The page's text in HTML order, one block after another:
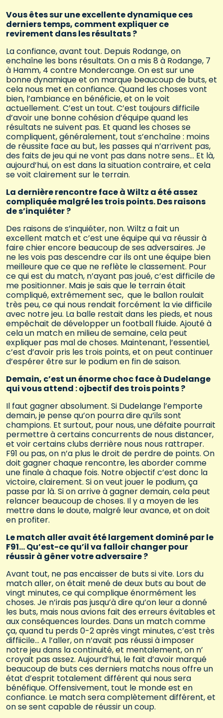
Vous êtes sur une excellente dynamique ces
derniers temps, comment expliquer ce
revirement dans les résultats ?
La confiance, avant tout. Depuis Rodange, on
enchaîne les bons résultats. On a mis 8 à Rodange, 7
à Hamm, 4 contre Mondercange. On est sur une
bonne dynamique et on marque beaucoup de buts, et
cela nous met en confiance. Quand les choses vont
bien, l’ambiance en bénéficie, et on le voit
actuellement. C’est un tout. C’est toujours difficile
d’avoir une bonne cohésion d’équipe quand les
résultats ne suivent pas. Et quand les choses se
compliquent, généralement, tout s’enchaîne : moins
de réussite face au but, les passes qui n’arrivent pas,
des faits de jeu qui ne vont pas dans notre sens… Et là,
aujourd’hui, on est dans la situation contraire, et cela
se voit clairement sur le terrain.
La dernière rencontre face à Wiltz a été assez
compliquée malgré les trois points. Des raisons
de s’inquiéter ?
Des raisons de s’inquiéter, non. Wiltz a fait un
excellent match et c’est une équipe qui va réussir à
faire chier encore beaucoup de ses adversaires. Je
ne les vois pas descendre car ils ont une équipe bien
meilleure que ce que ne reflète le classement. Pour
ce qui est du match, n’ayant pas joué, c’est difficile de
me positionner. Mais je sais que le terrain était
compliqué, extrêmement sec, que le ballon roulait
très peu, ce qui nous rendait forcément la vie difficile
avec notre jeu. La balle restait dans les pieds, et nous
empêchait de développer un football fluide. Ajouté à
cela un match en milieu de semaine, cela peut
expliquer pas mal de choses. Maintenant, l’essentiel,
c’est d’avoir pris les trois points, et on peut continuer
d’espérer être sur le podium en fin de saison.
Demain, c’est un énorme choc face à Dudelange
qui vous attend : ojbectif des trois points ?
Il faut gagner absolument. Si Dudelange l’emporte
demain, je pense qu’on pourra dire qu’ils sont
champions. Et surtout, pour nous, une défaite pourrait
permettre à certains concurrents de nous distancer,
et voir certains clubs derrière nous nous rattraper.
F91 ou pas, on n’a plus le droit de perdre de points. On
doit gagner chaque rencontre, les aborder comme
une finale à chaque fois. Notre objectif c’est donc la
victoire, clairement. Si on veut jouer le podium, ça
passe par là. Si on arrive à gagner demain, cela peut
relancer beaucoup de choses. Il y a moyen de les
mettre dans le doute, malgré leur avance, et on doit
en profiter.
Le match aller avait été largement dominé par le
F91… Qu’est-ce qu’il va falloir changer pour
réussir à gêner votre adversaire ?
Avant tout, ne pas encaisser de buts si vite. Lors du
match aller, on était mené de deux buts au bout de
vingt minutes, ce qui complique énormément les
choses. Je n’irais pas jusqu’à dire qu’on leur a donné
les buts, mais nous avions fait des erreurs évitables et
aux conséquences lourdes. Dans un match comme
ça, quand tu perds 0-2 après vingt minutes, c’est très
diffiicile… A l’aller, on n’avait pas réussi à imposer
notre jeu dans la continuité, et mentalement, on n’
croyait pas assez. Aujourd’hui, le fait d’avoir marqué
beaucoup de buts ces derniers matchs nous offre un
état d’esprit totalement différent qui nous sera
bénéfique. Offensivement, tout le monde est en
confiance. Le match sera complètement différent, et
on se sent capable de réussir un coup.